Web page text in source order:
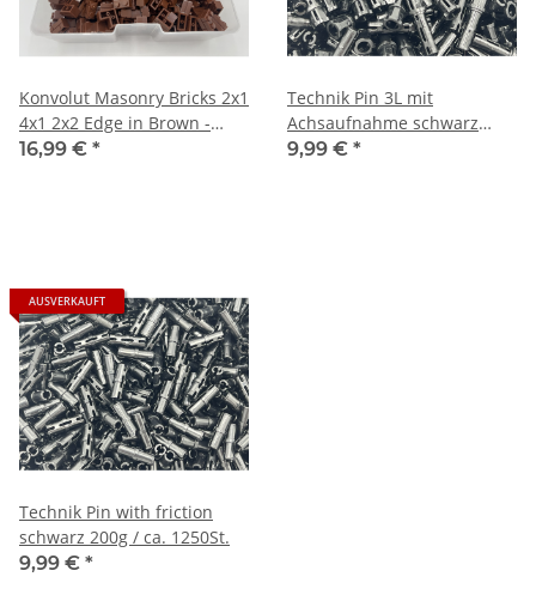
Konvolut Masonry Bricks 2x1
4x1 2x2 Edge in Brown -
Mauersteine Braun
16,99 € *
Technik Pin 3L mit
Achsaufnahme schwarz
200g / ca. 570St.
9,99 € *
AUSVERKAUFT
Technik Pin with friction
schwarz 200g / ca. 1250St.
9,99 € *